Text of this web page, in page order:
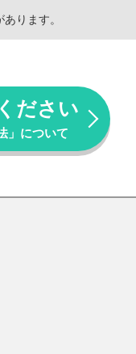
ります。
ださい
」について